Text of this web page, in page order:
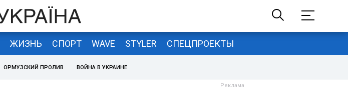
ЖИЗНЬ СПОРТ WAVE STYLER СПЕЦПРОЕКТЫ
ОРМУЗСКИЙ ПРОЛИВ ВОЙНА В УКРАИНЕ